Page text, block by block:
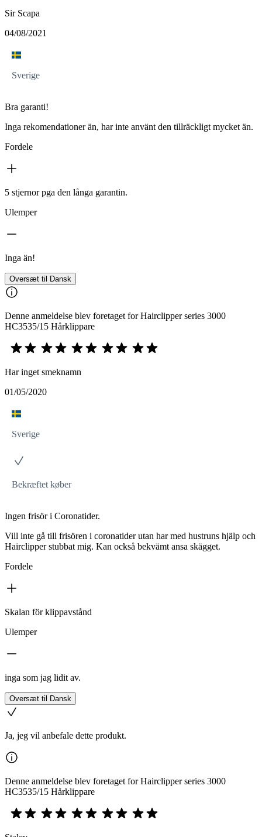
Sir Scapa
04/08/2021
Sverige
Bra garanti!
Inga rekomendationer än, har inte använt den tillräckligt mycket än.
Fordele
5 stjernor pga den långa garantin.
Ulemper
Inga än!
Oversæt til Dansk
Denne anmeldelse blev foretaget for Hairclipper series 3000
HC3535/15 Hårklippare
Har inget smeknamn
01/05/2020
Sverige
Bekræftet køber
Ingen frisör i Coronatider.
Vill inte gå till frisören i coronatider utan har med hustruns hjälp och
Hairclipper stubbat mig. Kan också bekvämt ansa skägget.
Fordele
Skalan för klippavstånd
Ulemper
inga som jag lidit av.
Oversæt til Dansk
Ja, jeg vil anbefale dette produkt.
Denne anmeldelse blev foretaget for Hairclipper series 3000
HC3535/15 Hårklippare